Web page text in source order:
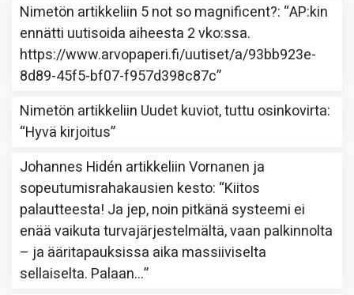
Nimetön artikkeliin 5 not so magnificent?: “AP:kin
ennätti uutisoida aiheesta 2 vko:ssa.
https://www.arvopaperi.fi/uutiset/a/93bb923e-
8d89-45f5-bf07-f957d398c87c”
Nimetön artikkeliin Uudet kuviot, tuttu osinkovirta:
“Hyvä kirjoitus”
Johannes Hidén artikkeliinVornanen ja
sopeutumisrahakausien kesto: “Kiitos
palautteesta! Ja jep, noin pitkänä systeemi ei
enää vaikuta turvajärjestelmältä, vaan palkinnolta
– ja ääritapauksissa aika massiiviselta
sellaiselta. Palaan…”